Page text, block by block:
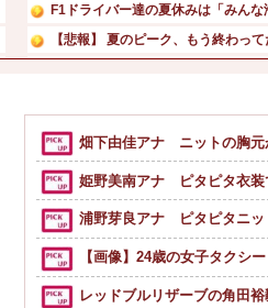
F1ドライバー達の夏休みは「みん
【悲報】 夏のピーク、もう終わっ
【吉報】 博多どんたくエチすぎるｗ
【悲報】「お兄」こと橋田歩果の兄
畑下由佳アナ ニットの胸元
姫野美南アナ ピタピタ衣装
浦野芽良アナ ピタピタニッ
【画像】24歳の女子タクシ
レッドブルリザーブの角田